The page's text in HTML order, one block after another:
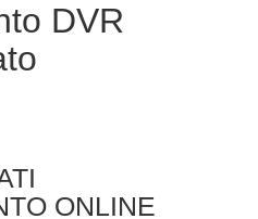
DVR
ONLINE